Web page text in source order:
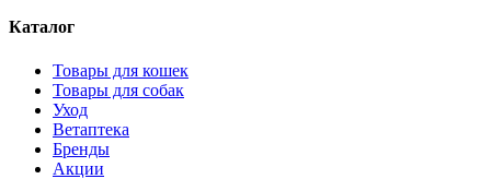
Каталог
Товары для кошек
Товары для собак
Уход
Ветаптека
Бренды
Акции